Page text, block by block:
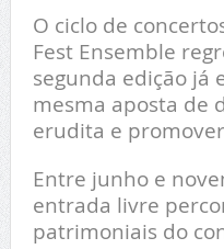
O ciclo de
Fest Ensemble
segunda edição já
mesma aposta de
erudita e
Entre junho e
entrada livre
patrimoniais do